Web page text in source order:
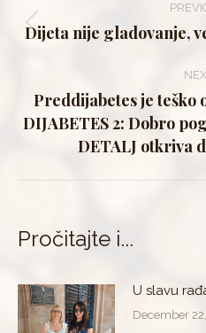
navigation
Dijeta nije gladovanje,
Preddijabetes je teško
DIJABETES 2: Dobro
DETALJ otkriva
Pročitajte i...
U slavu
December